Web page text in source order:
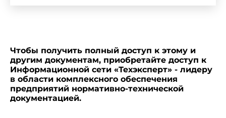
Чтобы получить полный доступ к этому и
другим документам, приобретайте доступ к
Информационной сети «Техэксперт» - лидеру
в области комплексного обеспечения
предприятий нормативно-технической
документацией.